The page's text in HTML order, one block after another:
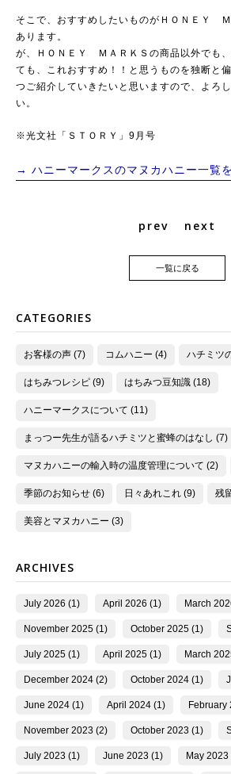
そこで、おすすめしたいものがＨＯＮＥＹ
あります。
が、ＨＯＮＥＹ ＭＡＲＫＳの商品以外でも、
ても、これおすすめ！！と思うものを独断と
つご紹介していきたいと思いますので、よろ
い。
※光文社「ＳＴＯＲＹ」9月号
→ ハニーマークスのマヌカハニー一覧
prev next
一覧に戻る
CATEGORIES
お客様の声 (7) コムハニー (4) ハチミツ
はちみつレシピ (9) はちみつ豆知識 (18)
ハニーマークスについて (11)
まっつー先生が語るハチミツと蜜蜂のはなし (7)
マヌカハニーの輸入時の温度管理について (2)
季節のお知らせ (6) 日々あれこれ (9) 残
美容とマヌカハニー (3)
ARCHIVES
July 2026 (1) April 2026 (1) March
November 2025 (1) October 2025 (1)
July 2025 (1) April 2025 (1) March
December 2024 (2) October 2024 (1)
June 2024 (1) April 2024 (1) February
November 2023 (2) October 2023 (1)
July 2023 (1) June 2023 (1) May 2023